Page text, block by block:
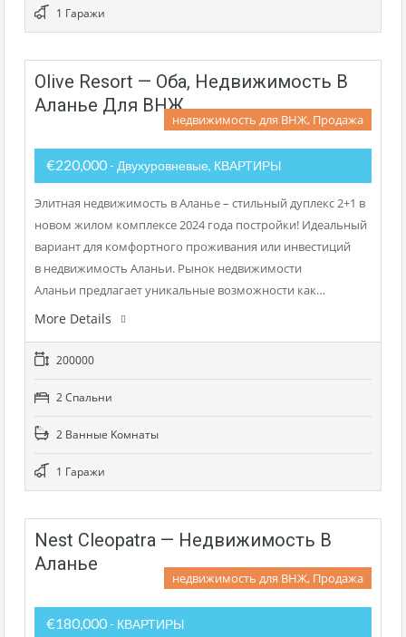
1 Гаражи
Olive Resort — Оба, Недвижимость В
Аланье Для ВНЖ
недвижимость для ВНЖ, Продажа
€220,000 - Двухуровневые, КВАРТИРЫ
Элитная недвижимость в Аланье – стильный дуплекс 2+1 в
новом жилом комплексе 2024 года постройки! Идеальный
вариант для комфортного проживания или инвестиций
в недвижимость Аланьи. Рынок недвижимости
Аланьи предлагает уникальные возможности как…
More Details
200000
2 Cпальни
2 Bанные Kомнаты
1 Гаражи
Nest Cleopatra — Недвижимость В
Аланье
недвижимость для ВНЖ, Продажа
€180,000 - КВАРТИРЫ